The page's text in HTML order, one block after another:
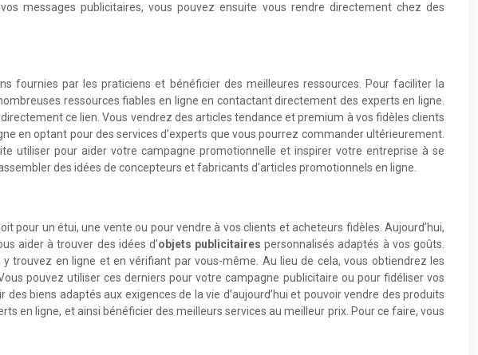
messages publicitaires, vous pouvez ensuite vous rendre directement chez des
fournies par les praticiens et bénéficier des meilleures ressources. Pour faciliter la
ressources fiables en ligne en contactant directement des experts en ligne.
ce lien. Vous vendrez des articles tendance et premium à vos fidèles clients
en optant pour des services d’experts que vous pourrez commander ultérieurement.
utiliser pour aider votre campagne promotionnelle et inspirer votre entreprise à se
des idées de concepteurs et fabricants d’articles promotionnels en ligne.
un étui, une vente ou pour vendre à vos clients et acheteurs fidèles. Aujourd’hui,
aider à trouver des idées d’objets publicitaires personnalisés adaptés à vos goûts.
en ligne et en vérifiant par vous-même. Au lieu de cela, vous obtiendrez les
pouvez utiliser ces derniers pour votre campagne publicitaire ou pour fidéliser vos
biens adaptés aux exigences de la vie d’aujourd’hui et pouvoir vendre des produits
en ligne, et ainsi bénéficier des meilleurs services au meilleur prix. Pour ce faire, vous